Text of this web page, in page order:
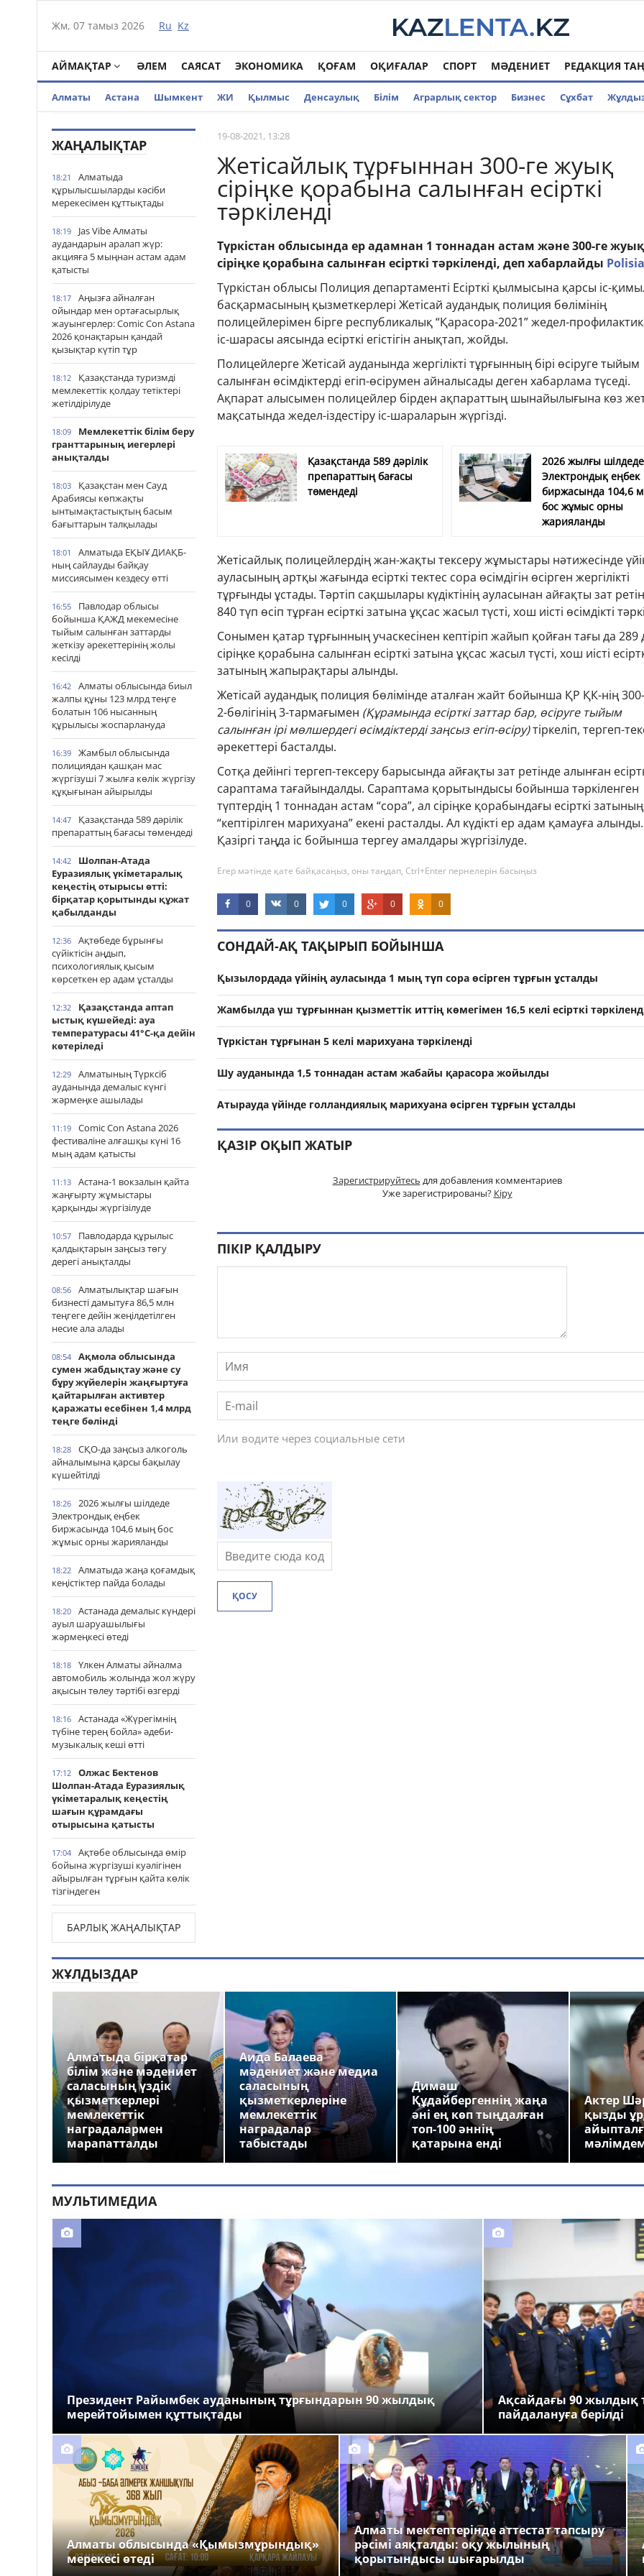
Жм, 07 тамыз 2026 Ru Kz
АЙМАҚТАР ӘЛЕМ САЯСАТ ЭКОНОМИКА ҚОҒАМ ОҚИҒАЛАР СПОРТ МӘДЕНИЕТ РЕДАКЦИЯ
Алматы Астана Шымкент ЖИ Қылмыс Денсаулық Білім Аграрлық сектор Бизнес Cұхбат
ЖАҢАЛЫҚТАР
18:21
Алматыда
құрылысшыларды кәсіби
мерекесімен құттықтады
18:19
Jas Vibe Алматы
аудандарын аралап жүр:
акцияға 5 мыңнан астам адам
қатысты
18:17
Аңызға айналған
ойындар мен ортағасырлық
жауынгерлер: Comic Con Astana
2026 қонақтарын қандай
қызықтар күтіп тұр
18:12
Қазақстанда туризмді
мемлекеттік қолдау тетіктері
жетілдірілуде
18:09
Мемлекеттік білім беру
гранттарының иегерлері
анықталды
18:03
Қазақстан мен Сауд
Арабиясы көпжақты
ынтымақтастықтың басым
бағыттарын талқылады
18:01
Алматыда ЕҚЫҰ ДИАҚБ-
ның сайлауды байқау
миссиясымен кездесу өтті
16:55
Павлодар облысы
бойынша ҚАЖД мекемесіне
тыйым салынған заттарды
жеткізу әрекеттерінің жолы
кесілді
16:42
Алматы облысында биыл
жалпы құны 123 млрд теңге
болатын 106 нысанның
құрылысы жоспарлануда
16:39
Жамбыл облысында
полициядан қашқан мас
жүргізуші 7 жылға көлік жүргізу
құқығынан айырылды
14:47
Қазақстанда 589 дәрілік
препараттың бағасы төмендеді
14:42
Шолпан-Атада
Еуразиялық үкіметаралық
кеңестің отырысы өтті:
бірқатар қорытынды құжат
қабылданды
12:36
Ақтөбеде бұрынғы
сүйіктісін аңдып,
психологиялық қысым
көрсеткен ер адам ұсталды
12:32
Қазақстанда аптап
ыстық күшейеді: ауа
температурасы 41°С-қа дейін
көтеріледі
12:29
Алматының Түрксіб
ауданында демалыс күнгі
жәрмеңке ашылады
11:19
Comic Con Astana 2026
фестиваліне алғашқы күні 16
мың адам қатысты
11:13
Астана-1 вокзалын қайта
жаңғырту жұмыстары
қарқынды жүргізілуде
10:57
Павлодарда құрылыс
қалдықтарын заңсыз төгу
дерегі анықталды
08:56
Алматылықтар шағын
бизнесті дамытуға 86,5 млн
теңгеге дейін жеңілдетілген
несие ала алады
08:54
Ақмола облысында
сумен жабдықтау және су
бұру жүйелерін жаңғыртуға
қайтарылған активтер
қаражаты есебінен 1,4 млрд
теңге бөлінді
18:28
СҚО-да заңсыз алкоголь
айналымына қарсы бақылау
күшейтілді
18:26
2026 жылғы шілдеде
Электрондық еңбек
биржасында 104,6 мың бос
жұмыс орны жарияланды
18:22
Алматыда жаңа қоғамдық
кеңістіктер пайда болады
18:20
Астанада демалыс күндері
ауыл шаруашылығы
жәрмеңкесі өтеді
18:18
Үлкен Алматы айналма
автомобиль жолында жол жүру
ақысын төлеу тәртібі өзгерді
18:16
Астанада «Жүрегімнің
түбіне терең бойла» әдеби-
музыкалық кеші өтті
17:12
Олжас Бектенов
Шолпан-Атада Еуразиялық
үкіметаралық кеңестің
шағын құрамдағы
отырысына қатысты
17:04
Ақтөбе облысында өмір
бойына жүргізуші куәлігінен
айырылған тұрғын қайта көлік
тізгіндеген
БАРЛЫҚ ЖАҢАЛЫҚТАР
19-08-2021, 13:28
Жетісайлық тұрғыннан 300-ге жуық
сіріңке қорабына салынған есірткі
тәркіленді
Түркістан облысында ер адамнан 1 тоннадан астам және 300-ге жуық
сіріңке қорабына салынған есірткі тәркіленді, деп хабарлайды
Түркістан облысы Полиция департаменті Есірткі қылмысына қарсы іс-
басқармасының қызметкерлері Жетісай аудандық полиция бөлімінің
полицейлерімен бірге республикалық “Қарасора-2021” жедел-
іс-шарасы аясында есірткі егістігін анықтап, жойды.
Полицейлерге Жетісай ауданында жергілікті тұрғынның бірі өсiруге тыйым
салынған өсiмдiктердi егіп-өсірумен айналысады деген хабарлама түседі.
Ақпарат алысымен полицейлер бірден ақпараттың шынайылығына көз
мақсатында жедел-іздестіру іс-шараларын жүргізді.
Қазақстанда 589 дәрілік
препараттың бағасы
төмендеді
2026 жылғы шілдеде
Электрондық еңбек
биржасында 104,6
бос жұмыс орны
жарияланды
Жетісайлық полицейлердің жан-жақты тексеру жұмыстары нәтижесінде
ауласының артқы жағында есірткі тектес сора өсімдігін өсірген жергілікті
тұрғынды ұстады. Тәртіп сақшылары күдіктінің ауласынан айғақты зат
840 түп өсіп тұрған есірткі затына ұқсас жасыл түсті, хош иісті өсімдікті
Сонымен қатар тұрғынның учаскесінен кептіріп жайып қойған тағы да 289
сіріңке қорабына салынған есірткі затына ұқсас жасыл түсті, хош иісті
затының жапырақтары алынды.
Жетісай аудандық полиция бөлімінде аталған жайт бойынша ҚР ҚК-нің
2-бөлігінің 3-тармағымен (Құрамында есiрткi заттар бар, өсiруге тыйым
салынған ірі мөлшердегі өсiмдiктердi заңсыз егіп-өсіру)тіркеліп, тергеп-
әрекеттері басталды.
Сотқа дейінгі тергеп-тексеру барысында айғақты зат ретінде алынған
сараптама тағайындалды. Сараптама қорытындысы бойынша тәркіленген
түптердің 1 тоннадан астам “сора”, ал сіріңке қорабындағы есірткі затының
“кептірілген марихуана” екені расталды. Ал күдікті ер адам қамауға алынды.
Қазіргі таңда іс бойынша тергеу амалдары жүргізілуде.
Егер мәтінде қате байқасаңыз, оны таңдап, Ctrl+Enter пернелерін басыңыз
0 0 0 0 0
СОНДАЙ-АҚ ТАҚЫРЫП БОЙЫНША
Қызылордада үйінің ауласында 1 мың түп сора өсірген тұрғын ұсталды
Жамбылда үш тұрғыннан қызметтік иттің көмегімен 16,5 келі есірткі
Түркістан тұрғынан 5 келі марихуана тәркіленді
Шу ауданында 1,5 тоннадан астам жабайы қарасора жойылды
Атырауда үйінде голландиялық марихуана өсірген тұрғын ұсталды
ҚАЗІР ОҚЫП ЖАТЫР
Зарегистрируйтесь для добавления комментариев
Уже зарегистрированы? Кіру
ПІКІР ҚАЛДЫРУ
Или водите через социальные сети
ҚОСУ
ЖҰЛДЫЗДАР
Алматыда бірқатар
білім және мәдениет
саласының үздік
қызметкерлері
мемлекеттік
наградалармен
марапатталды
Аида Балаева
мәдениет және медиа
саласының
қызметкерлеріне
мемлекеттік
наградалар
табыстады
Димаш
Құдайбергеннің жаңа
әні ең көп тыңдалған
топ-100 әннің
қатарына енді
Актер
қызды
МУЛЬТИМЕДИА
Президент Райымбек ауданының тұрғындарын 90 жылдық
мерейтойымен құттықтады
Ақсайдағы 90 жылдық
пайдалануға берілді
Алматы облысында «Қымызмұрындық»
мерекесі өтеді
Алматы мектептерінде аттестат тапсыру
рәсімі аяқталды: оқу жылының
қорытындысы шығарылды